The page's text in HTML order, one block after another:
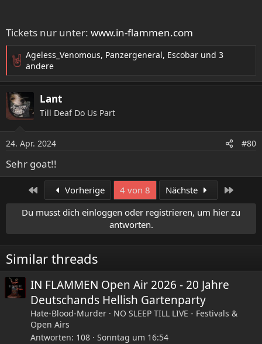
Tickets nur unter: www.in-flammen.com
R
a
k
t
i
o
n
e
n
:
Ageless_Venomous, Panzergeneral, Escobar und 3
andere
Lant
Till Deaf Do Us Part
24. Apr. 2024 #80
Sehr goat!!
Erste Vorherige 4 von 8 Nächste
Du musst dich einloggen oder registrieren, um hier zu
antworten.
Similar threads
IN FLAMMEN Open Air 2026 - 20 Jahre
Deutschands Hellish Gartenparty
Hate-Blood-Murder
NO SLEEP TILL LIVE - Festivals &
Open Airs
Antworten 108 Sonntag um 16:54